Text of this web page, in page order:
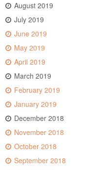
August 2019
July 2019
June 2019
May 2019
April 2019
March 2019
February 2019
January 2019
December 2018
November 2018
October 2018
September 2018